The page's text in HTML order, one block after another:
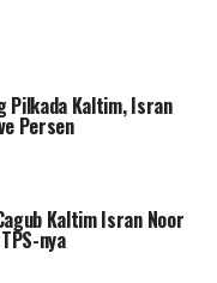
Pilkada Kaltim, Isran
Persen
Kaltim Isran Noor
nya